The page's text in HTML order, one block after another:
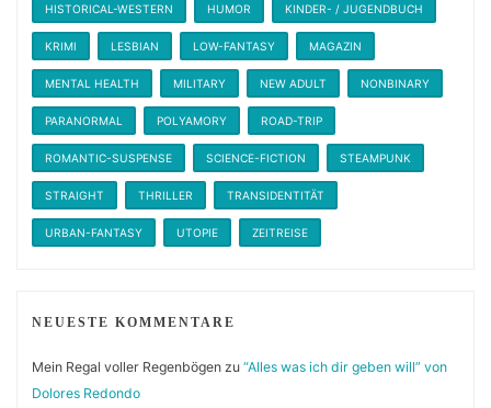
HISTORICAL-WESTERN HUMOR KINDER- / JUGENDBUCH
KRIMI LESBIAN LOW-FANTASY MAGAZIN
MENTAL HEALTH MILITARY NEW ADULT NONBINARY
PARANORMAL POLYAMORY ROAD-TRIP
ROMANTIC-SUSPENSE SCIENCE-FICTION STEAMPUNK
STRAIGHT THRILLER TRANSIDENTITÄT
URBAN-FANTASY UTOPIE ZEITREISE
NEUESTE KOMMENTARE
Mein Regal voller Regenbögenzu “Alles was ich dir geben will” von
Dolores Redondo